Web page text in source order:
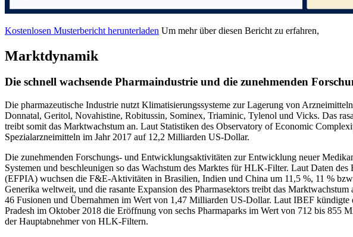
Kostenlosen Musterbericht herunterladen Um mehr über diesen Bericht zu erfahren,
Marktdynamik
Die schnell wachsende Pharmaindustrie und die zunehmenden
Die pharmazeutische Industrie nutzt Klimatisierungssysteme zur Lagerung von
Donnatal, Geritol, Novahistine, Robitussin, Sominex, Triaminic, Tylenol und Vicks. Das
treibt somit das Marktwachstum an. Laut Statistiken des Observatory of Economic
Spezialarzneimitteln im Jahr 2017 auf 12,2 Milliarden US-Dollar.
Die zunehmenden Forschungs- und Entwicklungsaktivitäten zur Entwicklung neuer
Systemen und beschleunigen so das Wachstum des Marktes für HLK-Filter. Laut Daten des
(EFPIA) wuchsen die F&E-Aktivitäten in Brasilien, Indien und China um 11,5 %, 11 %
Generika weltweit, und die rasante Expansion des Pharmasektors treibt das
46 Fusionen und Übernahmen im Wert von 1,47 Milliarden US-Dollar. Laut IBEF kündigte
Pradesh im Oktober 2018 die Eröffnung von sechs Pharmaparks im Wert von 712 bis 855
der Hauptabnehmer von HLK-Filtern.